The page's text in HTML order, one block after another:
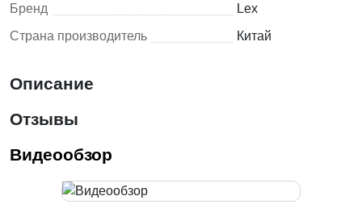
Бренд
Lex
Страна производитель
Китай
Описание
Отзывы
Видеообзор